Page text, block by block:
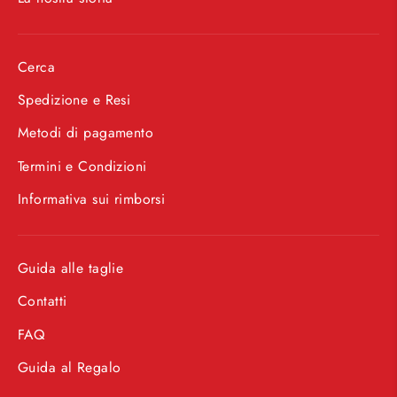
Cerca
Spedizione e Resi
Metodi di pagamento
Termini e Condizioni
Informativa sui rimborsi
Guida alle taglie
Contatti
FAQ
Guida al Regalo